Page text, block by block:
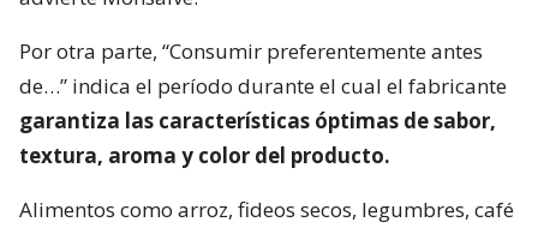
Por otra parte, “Consumir preferentemente antes
de…” indica el período durante el cual el fabricante
garantiza las características óptimas de sabor,
textura, aroma y color del producto.
Alimentos como arroz, fideos secos, legumbres, café